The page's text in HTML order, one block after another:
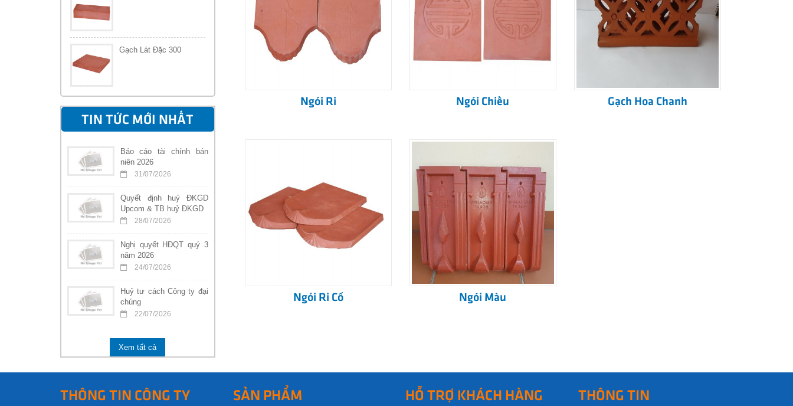
Gạch Lát Đặc 300
TIN TỨC MỚI NHẤT
Báo cáo tài chính bán
niên 2026
31/07/2026
Quyết định huỷ ĐKGD
Upcom & TB huỷ ĐKGD
28/07/2026
Nghị quyết HĐQT quý 3
năm 2026
24/07/2026
Huỷ tư cách Công ty đại
chúng
22/07/2026
Xem tất cả
Ngói Ri Ngói Chiếu Gạch Hoa Chanh
Ngói Ri Cổ Ngói Màu
THÔNG TIN CÔNG TY SẢN PHẨM HỖ TRỢ KHÁCH HÀNG THÔNG TIN